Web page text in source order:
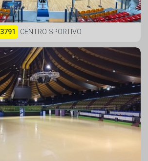
3791 CENTRO SPORTIVO